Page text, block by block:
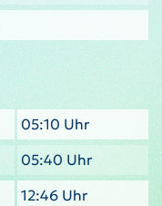
05:10 Uhr
05:40 Uhr
12:46 Uhr